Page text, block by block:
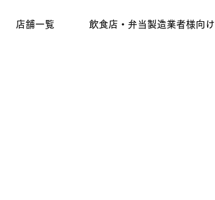
店舗一覧 飲食店・弁当製造業者様向け